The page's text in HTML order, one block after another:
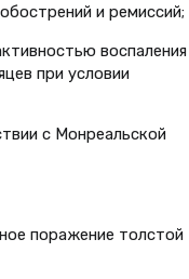
и ремиссий;
воспаления
при условии
с Монреальской
поражение толстой